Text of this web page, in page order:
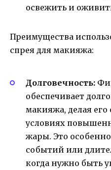
освежить и
Преимущества
спрея для макияжа:
Долговечность:
обеспечивает
макияжа, делая
условиях
жары. Это
событий или
когда нужно быть